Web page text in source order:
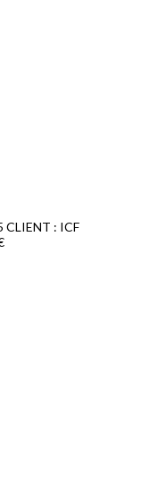
CLIENT : ICF